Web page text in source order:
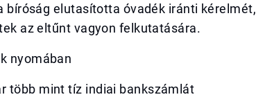
bíróság elutasította óvadék iránti kérelmét,
az eltűnt vagyon felkutatására.
nyomában
több mint tíz indiai bankszámlát